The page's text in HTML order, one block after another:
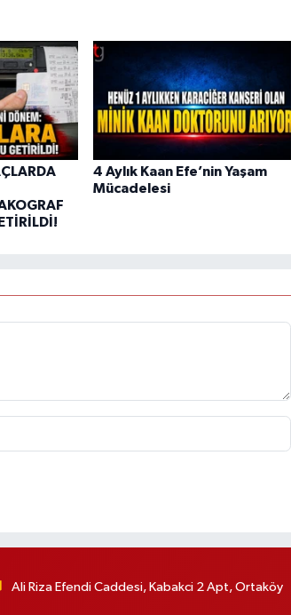
4 Aylık Kaan Efe’nin Yaşam
Mücadelesi
Ali Riza Efendi Caddesi, Kabakci 2 Apt, Ortaköy